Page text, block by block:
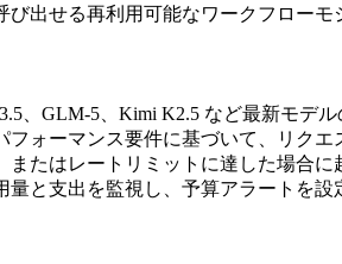
び出せる再利用可能なワークフローモ
3.5、GLM-5、Kimi K2.5 など最新モデ
フォーマンス要件に基づいて、リク
またはレートリミットに達した場合
と支出を監視し、予算アラートを設